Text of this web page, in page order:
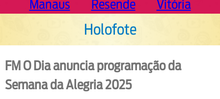
Manaus
Resende Vitória
Holofote
FM O Dia anuncia programação da
Semana da Alegria 2025